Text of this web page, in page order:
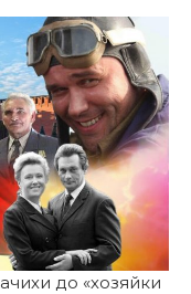
до «хозяйки